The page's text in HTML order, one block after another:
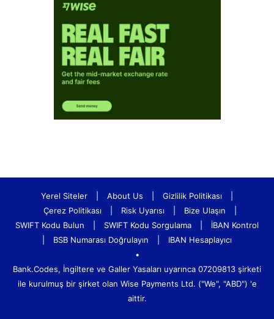
Yerel Siteler About Us Gizlilik Politikası
Çerez Politikası
Risk Uyarısı Bize Ulaşın
SWIFT Kodu Bulun
SWIFT Kodu Sorgulama
İBAN Kontrol
BSB Numarası Doğrulayın
IBAN Hesaplayıcı
•
Bank.Codes, İngiltere ve Galler Yasaları uyarınca 07209813 şirketi
ile kurulmuş bir şirket olan Wise Payments Ltd. ("We", "ABD") 'e
aittir.